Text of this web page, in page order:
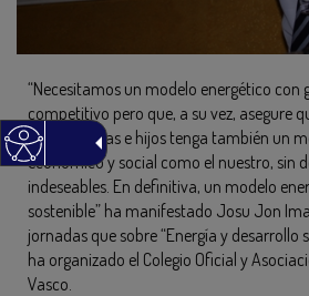
“Necesitamos un modelo energético
competitivo pero que, a su vez, asegure
nuestras hijas e hijos tenga también un
económico y social como el nuestro, sin
indeseables. En definitiva, un modelo
sostenible” ha manifestado Josu Jon
jornadas que sobre “Energía y desarrollo
ha organizado el Colegio Oficial y
Vasco.